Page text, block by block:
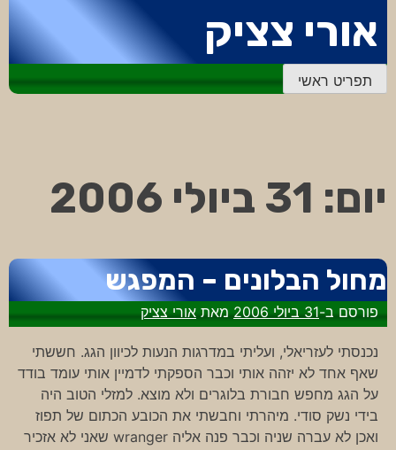
לתוכן
אורי צציק
תפריט ראשי
יום: 31 ביולי 2006
מחול הבלונים – המפגש
פורסם ב-31 ביולי 2006 מאתאורי צציק
נכנסתי לעזריאלי, ועליתי במדרגות הנעות לכיוון הגג. חששתי
שאף אחד לא יזהה אותי וכבר הספקתי לדמיין אותי עומד בודד
על הגג מחפש חבורת בלוגרים ולא מוצא. למזלי הטוב היה
בידי נשק סודי. מיהרתי וחבשתי את הכובע הכתום של תפוז
ואכן לא עברה שניה וכבר פנה אליה wranger שאני לא אזכיר